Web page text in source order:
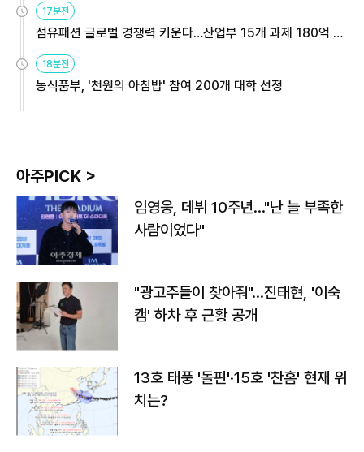
17분전
섬유패션 글로벌 경쟁력 키운다…산업부 15개 과제 180억 지
18분전
농식품부, '천원의 아침밥' 참여 200개 대학 선정
아주PICK >
임영웅, 데뷔 10주년…"난 늘 부족한
사람이었다"
"광고주들이 찾아줘"…진태현, '이숙
캠' 하차 후 근황 공개
13호 태풍 '돌핀'·15호 '찬홈' 현재 위
치는?